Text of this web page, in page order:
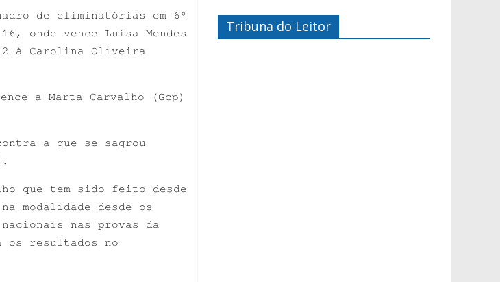
de eliminatórias em 6º
onde vence Luísa Mendes
à Carolina Oliveira
a Marta Carvalho (Gcp)
a que se sagrou
que tem sido feito desde
modalidade desde os
nas provas da
os resultados no
Tribuna do Leitor